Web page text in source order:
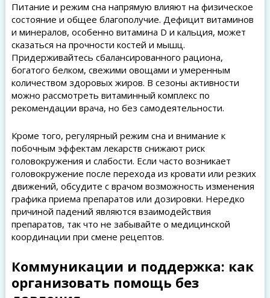
Питание и режим сна напрямую влияют на физическое
состояние и общее благополучие. Дефицит витаминов
и минералов, особенно витамина D и кальция, может
сказаться на прочности костей и мышц.
Придерживайтесь сбалансированного рациона,
богатого белком, свежими овощами и умеренным
количеством здоровых жиров. В сезоны активности
можно рассмотреть витаминный комплекс по
рекомендации врача, но без самодеятельности.
Кроме того, регулярный режим сна и внимание к
побочным эффектам лекарств снижают риск
головокружения и слабости. Если часто возникает
головокружение после перехода из кровати или резких
движений, обсудите с врачом возможность изменения
графика приема препаратов или дозировки. Нередко
причиной падений являются взаимодействия
препаратов, так что не забывайте о медицинской
координации при смене рецептов.
Коммуникации и поддержка: как
организовать помощь без